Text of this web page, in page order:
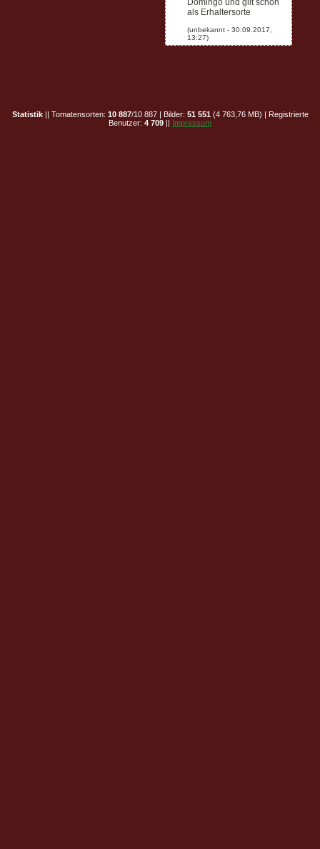
Domingo und gilt schon
als Erhaltersorte
Statistik|| Tomatensorten: 10 887/10 887 | Bilder: 51 551 (4 763,76 MB) | Registrierte
Benutzer: 4 709 || Impressum